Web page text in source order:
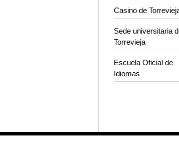
Casino de
Sede universitaria
Torrevieja
Escuela Oficial de
Idiomas